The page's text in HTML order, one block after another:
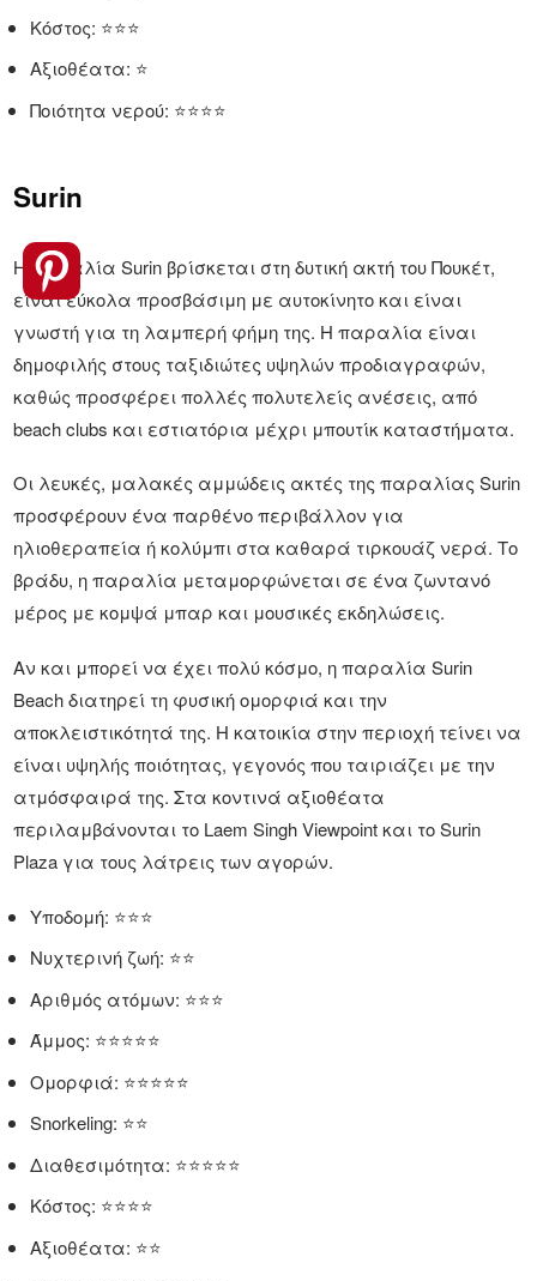
Κόστος: ⭐⭐⭐
Αξιοθέατα: ⭐
Ποιότητα νερού: ⭐⭐⭐⭐
Surin
Η παραλία Surin βρίσκεται στη δυτική ακτή του Πουκέτ,
είναι εύκολα προσβάσιμη με αυτοκίνητο και είναι
γνωστή για τη λαμπερή φήμη της. Η παραλία είναι
δημοφιλής στους ταξιδιώτες υψηλών προδιαγραφών,
καθώς προσφέρει πολλές πολυτελείς ανέσεις, από
beach clubs και εστιατόρια μέχρι μπουτίκ καταστήματα.
Οι λευκές, μαλακές αμμώδεις ακτές της παραλίας Surin
προσφέρουν ένα παρθένο περιβάλλον για
ηλιοθεραπεία ή κολύμπι στα καθαρά τιρκουάζ νερά. Το
βράδυ, η παραλία μεταμορφώνεται σε ένα ζωντανό
μέρος με κομψά μπαρ και μουσικές εκδηλώσεις.
Αν και μπορεί να έχει πολύ κόσμο, η παραλία Surin
Beach διατηρεί τη φυσική ομορφιά και την
αποκλειστικότητά της. Η κατοικία στην περιοχή τείνει να
είναι υψηλής ποιότητας, γεγονός που ταιριάζει με την
ατμόσφαιρά της. Στα κοντινά αξιοθέατα
περιλαμβάνονται το Laem Singh Viewpoint και το Surin
Plaza για τους λάτρεις των αγορών.
Υποδομή: ⭐⭐⭐
Νυχτερινή ζωή: ⭐⭐
Αριθμός ατόμων: ⭐⭐⭐
Άμμος: ⭐⭐⭐⭐⭐
Ομορφιά: ⭐⭐⭐⭐⭐
Snorkeling: ⭐⭐
Διαθεσιμότητα: ⭐⭐⭐⭐⭐
Κόστος: ⭐⭐⭐⭐
Αξιοθέατα: ⭐⭐